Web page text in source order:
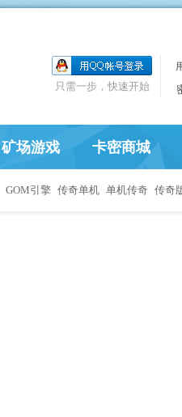
只需一步，快速开始
矿场游戏 卡密商城
GOM引擎 传奇单机 单机传奇 传奇